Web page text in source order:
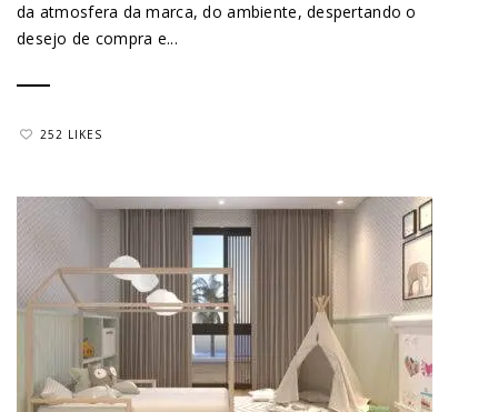
da atmosfera da marca, do ambiente, despertando o
desejo de compra e...
252 LIKES